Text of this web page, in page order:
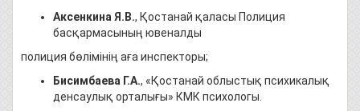
Аксенкина Я.В., Қостанай қаласы Полиция
басқармасының ювеналды
полиция бөлімінің аға инспекторы;
Бисимбаева Г.А., «Қостанай облыстық психикалық
денсаулық орталығы» КМК психологы.